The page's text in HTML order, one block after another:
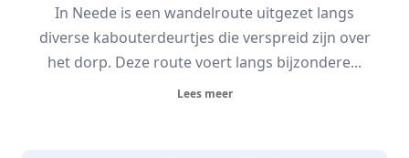
In Neede is een wandelroute uitgezet langs
diverse kabouterdeurtjes die verspreid zijn over
het dorp. Deze route voert langs bijzondere...
Lees meer